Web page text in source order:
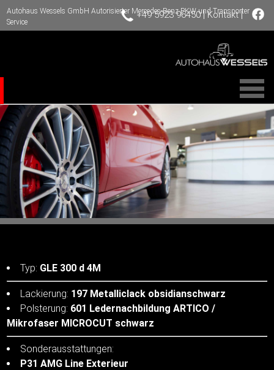
Autohaus Wessels GmbH Autorisierter Mercedes-Benz PKW und Transporter
Service
+49 5923 96450|Kontakt|
Typ: GLE 300 d 4M
Lackierung: 197 Metalliclack obsidianschwarz
Polsterung: 601 Ledernachbildung ARTICO /
Mikrofaser MICROCUT schwarz
Sonderausstattungen:
P31 AMG Line Exterieur